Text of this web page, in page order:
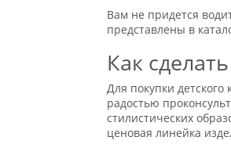
Вам не придется
представлены в
Как
Для покупки
радостью
стилистических
ценовая линейка